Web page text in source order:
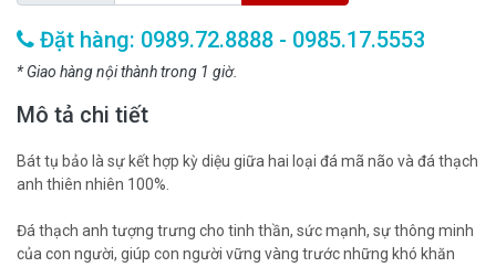
Đặt hàng: 0989.72.8888 - 0985.17.5553
* Giao hàng nội thành trong 1 giờ.
Mô tả chi tiết
Bát tụ bảo là sự kết hợp kỳ diệu giữa hai loại đá mã não và đá thạch
anh thiên nhiên 100%.
Đá thạch anh tượng trưng cho tinh thần, sức mạnh, sự thông minh
của con người, giúp con người vững vàng trước những khó khăn